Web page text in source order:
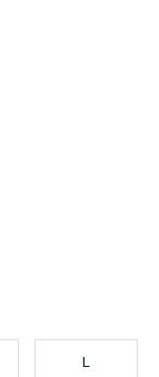
L